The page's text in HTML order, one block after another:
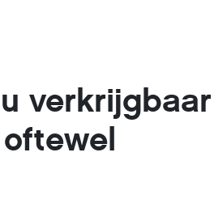
verkrijgbaar